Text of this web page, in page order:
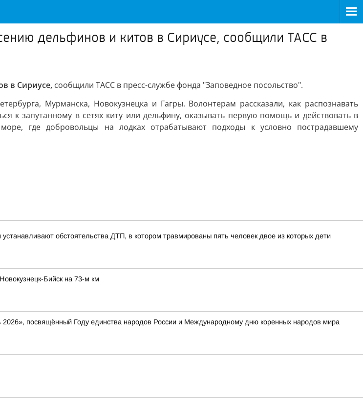
дельфинов и китов в Сириусе, сообщили ТАСС в
в Сириусе, сообщили ТАСС в пресс-службе фонда "Заповедное посольство".
Мурманска, Новокузнецка и Гагры. Волонтерам рассказали, как распознавать
к запутанному в сетях киту или дельфину, оказывать первую помощь и действовать в
где добровольцы на лодках отрабатывают подходы к условно пострадавшему
обстоятельства ДТП, в котором травмированы пять человек двое из которых дети
Бийск на 73-м км
посвящённый Году единства народов России и Международному дню коренных народов мира